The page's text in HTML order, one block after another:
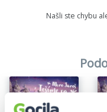
Daj
Našli ste chybu